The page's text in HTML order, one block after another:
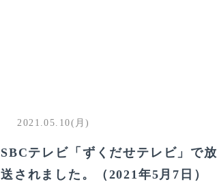
2021.05.10(月)
SBCテレビ「ずくだせテレビ」で放
送されました。（2021年5月7日）